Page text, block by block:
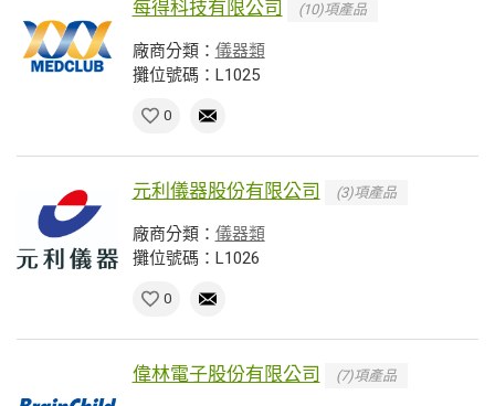
每得科技有限公司 (10)項產品
廠商分類： 儀器類
攤位號碼：L1025
0
元利儀器股份有限公司 (3)項產品
廠商分類： 儀器類
攤位號碼：L1026
0
偉林電子股份有限公司 (7)項產品